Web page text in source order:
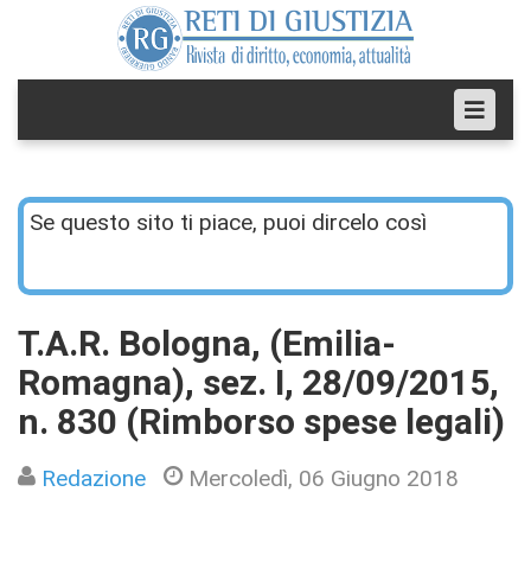
Se questo sito ti piace, puoi dircelo così
T.A.R. Bologna, (Emilia-
Romagna), sez. I, 28/09/2015,
n. 830 (Rimborso spese legali)
Redazione Mercoledì, 06 Giugno 2018